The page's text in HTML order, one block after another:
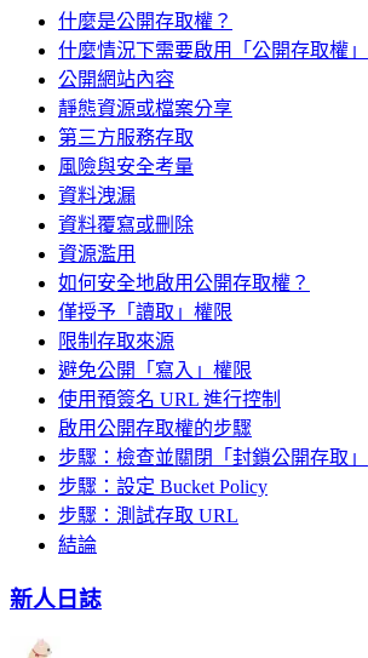
什麼是公開存取權？
什麼情況下需要啟用「公開存取權」
公開網站內容
靜態資源或檔案分享
第三方服務存取
風險與安全考量
資料洩漏
資料覆寫或刪除
資源濫用
如何安全地啟用公開存取權？
僅授予「讀取」權限
限制存取來源
避免公開「寫入」權限
使用預簽名 URL 進行控制
啟用公開存取權的步驟
步驟：檢查並關閉「封鎖公開存取」
步驟：設定 Bucket Policy
步驟：測試存取 URL
結論
新人日誌